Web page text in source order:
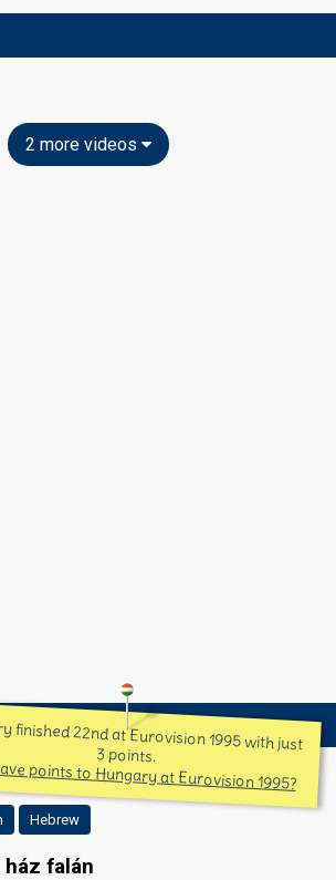
2 more videos
finished 22nd at Eurovision 1995 with just
3 points.
points to Hungary at Eurovision 1995?
Hebrew
ház falán